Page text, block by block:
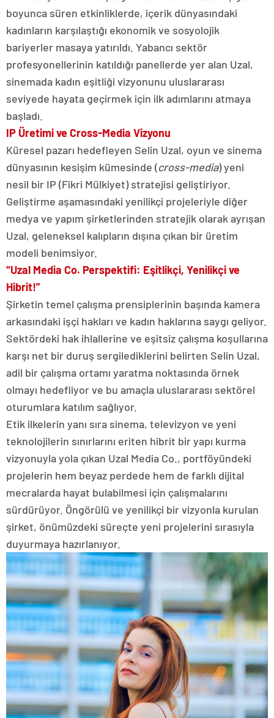
boyunca süren etkinliklerde, içerik dünyasındaki
kadınların karşılaştığı ekonomik ve sosyolojik
bariyerler masaya yatırıldı. Yabancı sektör
profesyonellerinin katıldığı panellerde yer alan Uzal,
sinemada kadın eşitliği vizyonunu uluslararası
seviyede hayata geçirmek için ilk adımlarını atmaya
başladı.
IP Üretimi ve Cross-Media Vizyonu
Küresel pazarı hedefleyen Selin Uzal, oyun ve sinema
dünyasının kesişim kümesinde (cross-media) yeni
nesil bir IP (Fikri Mülkiyet) stratejisi geliştiriyor.
Geliştirme aşamasındaki yenilikçi projeleriyle diğer
medya ve yapım şirketlerinden stratejik olarak ayrışan
Uzal, geleneksel kalıpların dışına çıkan bir üretim
modeli benimsiyor.
“Uzal Media Co. Perspektifi: Eşitlikçi, Yenilikçi ve
Hibrit!”
Şirketin temel çalışma prensiplerinin başında kamera
arkasındaki işçi hakları ve kadın haklarına saygı geliyor.
Sektördeki hak ihlallerine ve eşitsiz çalışma koşullarına
karşı net bir duruş sergilediklerini belirten Selin Uzal,
adil bir çalışma ortamı yaratma noktasında örnek
olmayı hedefliyor ve bu amaçla uluslararası sektörel
oturumlara katılım sağlıyor.
Etik ilkelerin yanı sıra sinema, televizyon ve yeni
teknolojilerin sınırlarını eriten hibrit bir yapı kurma
vizyonuyla yola çıkan Uzal Media Co., portföyündeki
projelerin hem beyaz perdede hem de farklı dijital
mecralarda hayat bulabilmesi için çalışmalarını
sürdürüyor. Öngörülü ve yenilikçi bir vizyonla kurulan
şirket, önümüzdeki süreçte yeni projelerini sırasıyla
duyurmaya hazırlanıyor.